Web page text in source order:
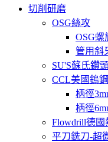
切削研磨
OSG絲攻
OSG螺
管用斜
SU'S蘇氏鑽頭
CCL美國鎢
柄徑
柄徑
Flowdrill德國
平刀銑刀-超